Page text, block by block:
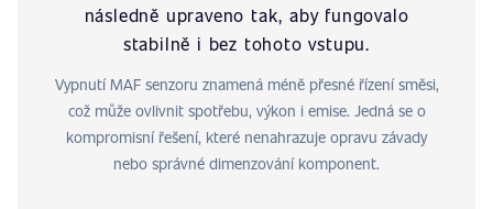
následně upraveno tak, aby fungovalo
stabilně i bez tohoto vstupu.
Vypnutí MAF senzoru znamená méně přesné řízení směsi,
což může ovlivnit spotřebu, výkon i emise. Jedná se o
kompromisní řešení, které nenahrazuje opravu závady
nebo správné dimenzování komponent.